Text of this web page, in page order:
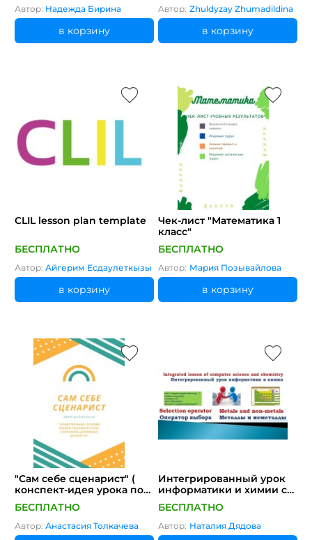
Автор: Надежда Бирина
в корзину
"Кітапханада, Ұ дыбысы
мен әрпі"
Автор: Zhuldyzay Zhumadildina
в корзину
CLIL lesson plan template
БЕСПЛАТНО
Автор: Айгерим Есдаулеткызы
в корзину
Чек-лист "Математика 1
класс"
БЕСПЛАТНО
Автор: Мария Позывайлова
в корзину
"Сам себе сценарист" (
конспект-идея урока по
обществознанию/ОДНКР)
БЕСПЛАТНО
Автор: Анастасия Толкачева
Интегрированный урок
информатики и химии с
элементами английского
языка: "Оператор выбора.
Металлы и неметаллы"
БЕСПЛАТНО
Автор: Наталия Дядова